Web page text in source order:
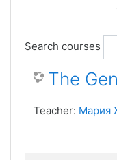
Search courses
The
Teacher: Мария